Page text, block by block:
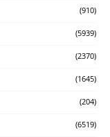
(910)
(5939)
(2370)
(1645)
(204)
(6519)